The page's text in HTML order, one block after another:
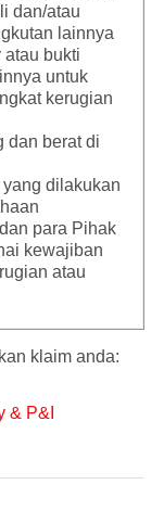
dan/atau
lainnya
atau bukti
untuk
kerugian
dan berat di
dilakukan
para Pihak
kewajiban
atau
klaim anda:
& P&I